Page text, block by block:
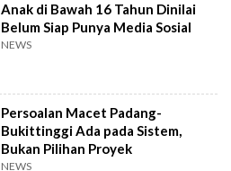
Anak di Bawah 16 Tahun Dinilai
Belum Siap Punya Media Sosial
NEWS
Persoalan Macet Padang-
Bukittinggi Ada pada Sistem,
Bukan Pilihan Proyek
NEWS